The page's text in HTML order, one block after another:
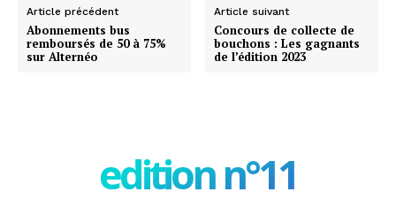
Article précédent
Abonnements bus
remboursés de 50 à 75%
sur Alternéo
Article suivant
Concours de collecte de
bouchons : Les gagnants
de l’édition 2023
edition n°11